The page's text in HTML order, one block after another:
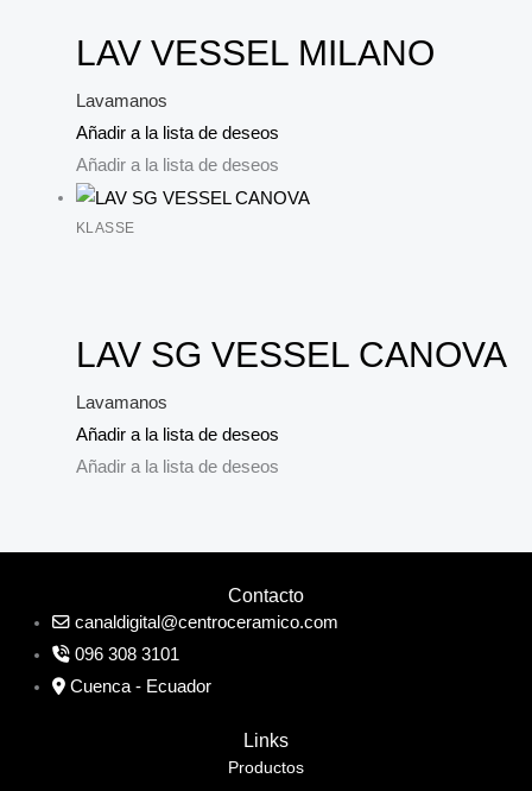
LAV VESSEL MILANO
Lavamanos
Añadir a la lista de deseos
Añadir a la lista de deseos
KLASSE
LAV SG VESSEL CANOVA
Lavamanos
Añadir a la lista de deseos
Añadir a la lista de deseos
Contacto
canaldigital@centroceramico.com
096 308 3101
Cuenca - Ecuador
Links
Productos